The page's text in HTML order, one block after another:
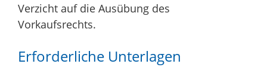
Verzicht auf die Ausübung des
Vorkaufsrechts.
Erforderliche Unterlagen